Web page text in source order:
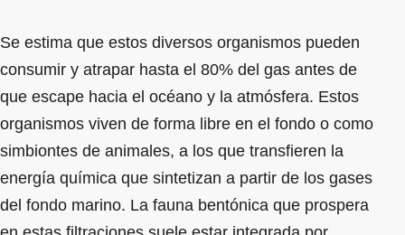
Se estima que estos diversos organismos pueden
consumir y atrapar hasta el 80% del gas antes de
que escape hacia el océano y la atmósfera. Estos
organismos viven de forma libre en el fondo o como
simbiontes de animales, a los que transfieren la
energía química que sintetizan a partir de los gases
del fondo marino. La fauna bentónica que prospera